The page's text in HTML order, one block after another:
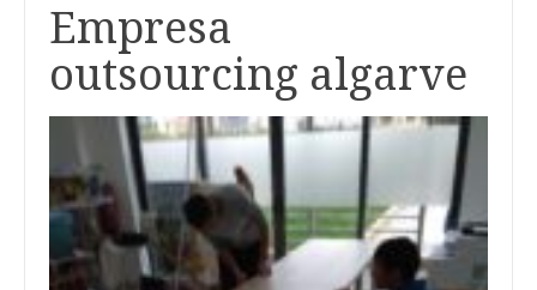
Empresa
outsourcing algarve